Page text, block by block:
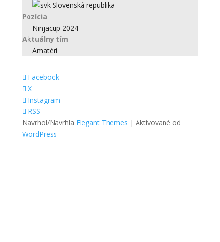
Slovenská republika
Pozícia
Ninjacup 2024
Aktuálny tím
Amatéri
Facebook
X
Instagram
RSS
Navrhol/Navrhla Elegant Themes | Aktivované od
WordPress